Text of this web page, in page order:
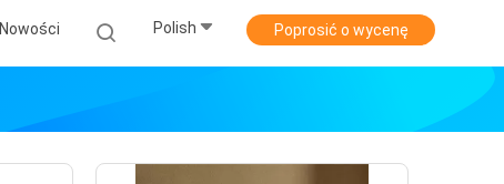
Nowości Polish Poprosić o wycenę